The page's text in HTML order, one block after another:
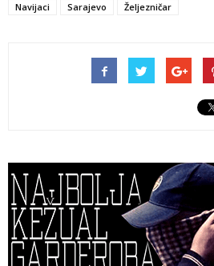
Navijaci
Sarajevo Željezničar